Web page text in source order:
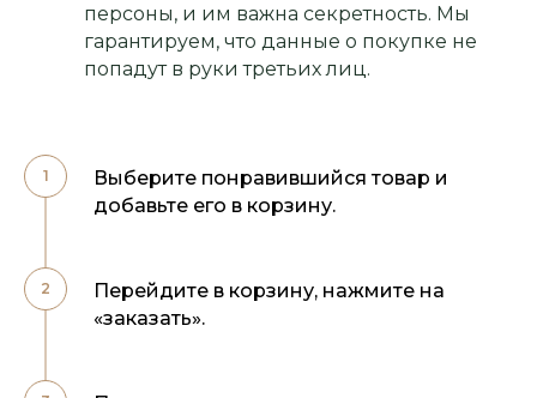
персоны, и им важна секретность. Мы
гарантируем, что данные о покупке не
попадут в руки третьих лиц.
Выберите понравившийся товар и
добавьте его в корзину.
Перейдите в корзину, нажмите на
«заказать».